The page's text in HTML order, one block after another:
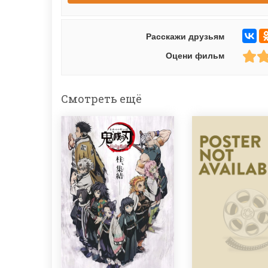
Расскажи друзьям
Оцени фильм
Смотреть ещё